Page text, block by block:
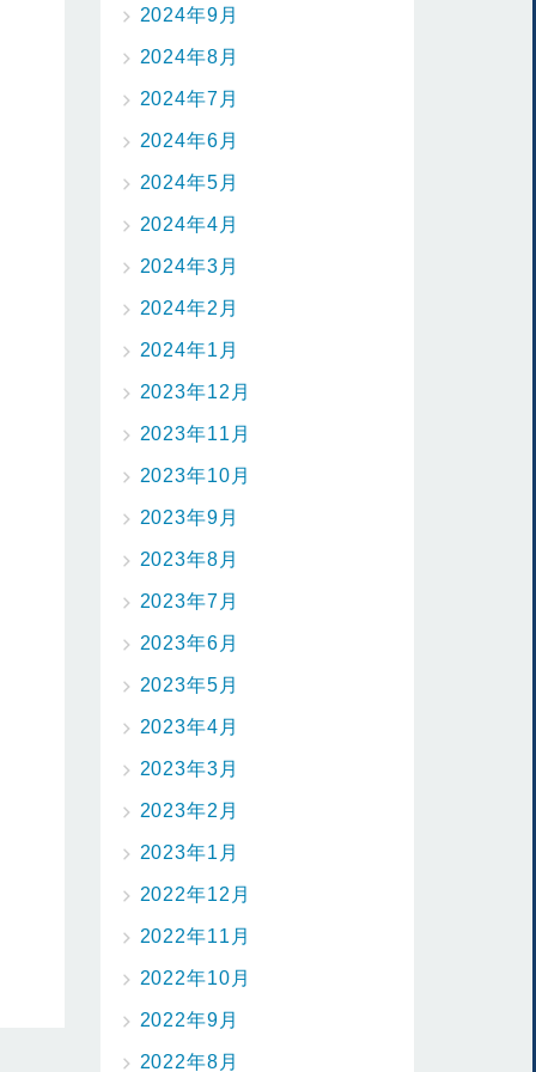
2024年9月
2024年8月
2024年7月
2024年6月
2024年5月
2024年4月
2024年3月
2024年2月
2024年1月
2023年12月
2023年11月
2023年10月
2023年9月
2023年8月
2023年7月
2023年6月
2023年5月
2023年4月
2023年3月
2023年2月
2023年1月
2022年12月
2022年11月
2022年10月
2022年9月
2022年8月